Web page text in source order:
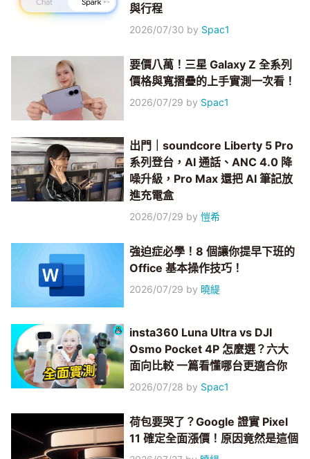
與行程
2026/07/30 by Spac1
要價八萬！三星 Galaxy Z 全系列
價格與寬摺疊的上手實測一次看！
2026/07/29 by Spac1
出門｜soundcore Liberty 5 Pro
系列登台，AI 通話、ANC 4.0 降
噪升級，Pro Max 還把 AI 筆記放
進充電盒
2026/07/29 by愷希
強迫症必學！8 個讓你提早下班的
Office 基本操作技巧！
2026/07/29 by 曉緹
insta360 Luna Ultra vs DJI
Osmo Pocket 4P 怎麼選？六大
面向比較 一篇看懂哪台更適合你
2026/07/28 by Spac1
荷包要哭了？Google 證實 Pixel
11 確定全面漲價！原因竟然是這個